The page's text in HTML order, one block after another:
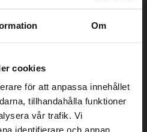
Om
cookies
för att anpassa innehållet
tillhandahålla funktioner
vår trafik. Vi
identifierare och annan
406 900 kr
409 900 kr
3 467 kr/månad
that your browser
service our friends
English language
that contains all the